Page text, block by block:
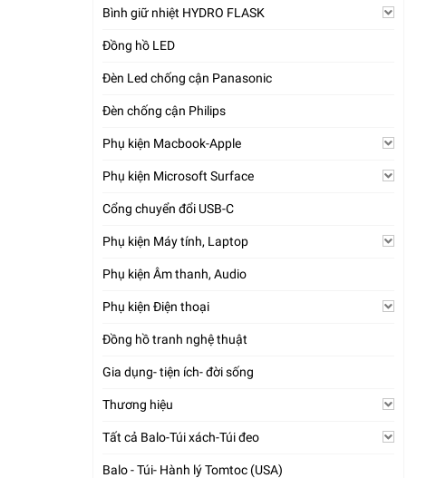
Bình giữ nhiệt HYDRO FLASK
Đồng hồ LED
Đèn Led chống cận Panasonic
Đèn chống cận Philips
Phụ kiện Macbook-Apple
Phụ kiện Microsoft Surface
Cổng chuyển đổi USB-C
Phụ kiện Máy tính, Laptop
Phụ kiện Âm thanh, Audio
Phụ kiện Điện thoại
Đồng hồ tranh nghệ thuật
Gia dụng- tiện ích- đời sống
Thương hiệu
Tất cả Balo-Túi xách-Túi đeo
Balo - Túi- Hành lý Tomtoc (USA)